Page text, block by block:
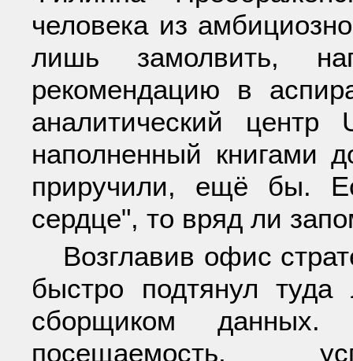
человека из
лишь замолвить,
рекомендацию в
аналитический
наполненный книгами
приручили, ещё бы.
сердце", то вряд ли
Возглавив офис
быстро подтянул
сборщиком данных.
посещаемость,